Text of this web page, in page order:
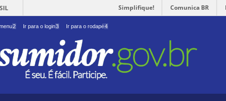
Simplifique! Comunica BR
2 Ir para o login3 Ir para o rodapé4